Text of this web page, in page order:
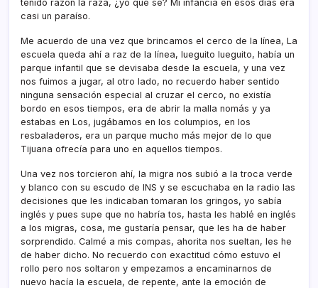
tenido razón la raza, ¿yo que sé? Mi infancia en esos dí­as era
casi un paraí­so.
Me acuerdo de una vez que brincamos el cerco de la lí­nea, La
escuela queda ahí­ a raz de la lí­nea, lueguito lueguito, habí­a un
parque infantil que se devisaba desde la escuela, y una vez
nos fuimos a jugar, al otro lado, no recuerdo haber sentido
ninguna sensación especial al cruzar el cerco, no existí­a
bordo en esos tiempos, era de abrir la malla nomás y ya
estabas en Los, jugábamos en los columpios, en los
resbaladeros, era un parque mucho más mejor de lo que
Tijuana ofrecí­a para uno en aquellos tiempos.
Una vez nos torcieron ahí­, la migra nos subió a la troca verde
y blanco con su escudo de INS y se escuchaba en la radio las
decisiones que les indicaban tomaran los gringos, yo sabí­a
inglés y pues supe que no habrí­a tos, hasta les hablé en inglés
a los migras, cosa, me gustarí­a pensar, que les ha de haber
sorprendido. Calmé a mis compas, ahorita nos sueltan, les he
de haber dicho. No recuerdo con exactitud cómo estuvo el
rollo pero nos soltaron y empezamos a encaminarnos de
nuevo hací­a la escuela, de repente, ante la emoción de